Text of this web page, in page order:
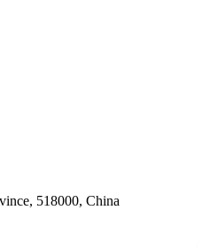
518000, China